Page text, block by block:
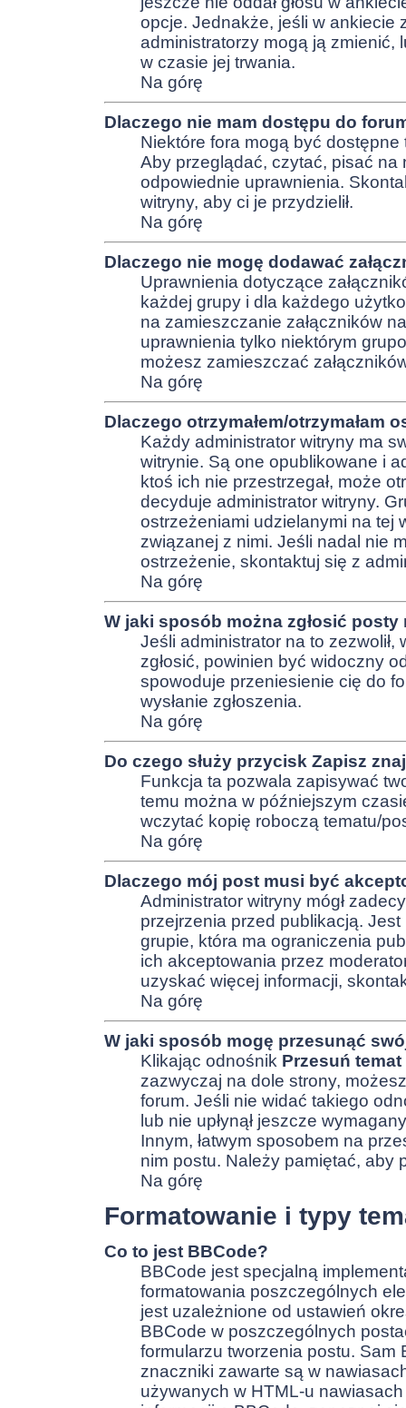
opcje. Jednakże, jeśli w ankiecie
administratorzy mogą ją zmienić,
w czasie jej trwania.
Na górę
Dlaczego nie mam dostępu do
Niektóre fora mogą być
Aby przeglądać, czytać, pisać
odpowiednie uprawnienia.
witryny, aby ci je przydzielił.
Na górę
Dlaczego nie mogę dodawać
Uprawnienia dotyczące
każdej grupy i dla każdego
na zamieszczanie załączników
uprawnienia tylko niektórym
możesz zamieszczać
Na górę
Dlaczego otrzymałem/otrzymałam
Każdy administrator witryny ma
witrynie. Są one opublikowane i
ktoś ich nie przestrzegał, może
decyduje administrator witryny.
ostrzeżeniami udzielanymi na tej
związanej z nimi. Jeśli nadal nie
ostrzeżenie, skontaktuj się z
Na górę
W jaki sposób można zgłosić
Jeśli administrator na to
zgłosić, powinien być widoczny
spowoduje przeniesienie cię do
wysłanie zgłoszenia.
Na górę
Do czego służy przycisk Zapisz
Funkcja ta pozwala zapisywać
temu można w późniejszym
wczytać kopię roboczą tematu/
Na górę
Dlaczego mój post musi być
Administrator witryny mógł
przejrzenia przed publikacją.
grupie, która ma ograniczenia
ich akceptowania przez
uzyskać więcej informacji,
Na górę
W jaki sposób mogę przesunąć
Klikając odnośnik Przesuń
zazwyczaj na dole strony,
forum. Jeśli nie widać takiego
lub nie upłynął jeszcze
Innym, łatwym sposobem na
nim postu. Należy pamiętać, aby
Na górę
Formatowanie i typy
Co to jest BBCode?
BBCode jest specjalną
formatowania poszczególnych
jest uzależnione od ustawień
BBCode w poszczególnych
formularzu tworzenia postu. Sam
znaczniki zawarte są w
używanych w HTML-u